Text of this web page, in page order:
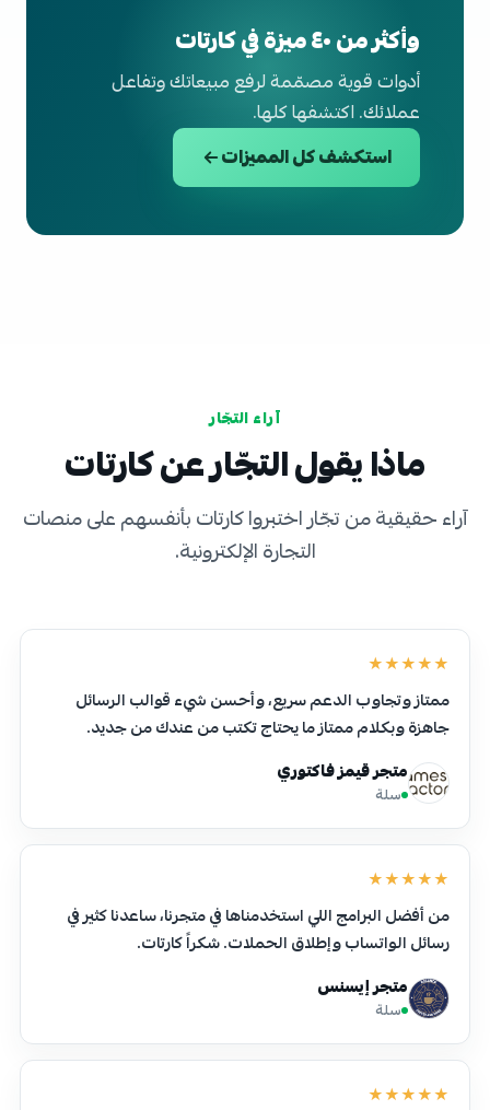
وأكثر من ٤٠ ميزة في كارتات
أدوات قوية مصمّمة لرفع مبيعاتك وتفاعل
عملائك. اكتشفها كلها.
استكشف كل المميزات
آراء التجّار
ماذا يقول التجّار عن كارتات
آراء حقيقية من تجّار اختبروا كارتات بأنفسهم على منصات
التجارة الإلكترونية.
★★★★★
ممتاز وتجاوب الدعم سريع، وأحسن شيء قوالب الرسائل
جاهزة وبكلام ممتاز ما يحتاج تكتب من عندك من جديد.
متجر قيمز فاكتوري
سلة
★★★★★
من أفضل البرامج اللي استخدمناها في متجرنا، ساعدنا كثير في
رسائل الواتساب وإطلاق الحملات. شكراً كارتات.
متجر إيسنس
سلة
★★★★★